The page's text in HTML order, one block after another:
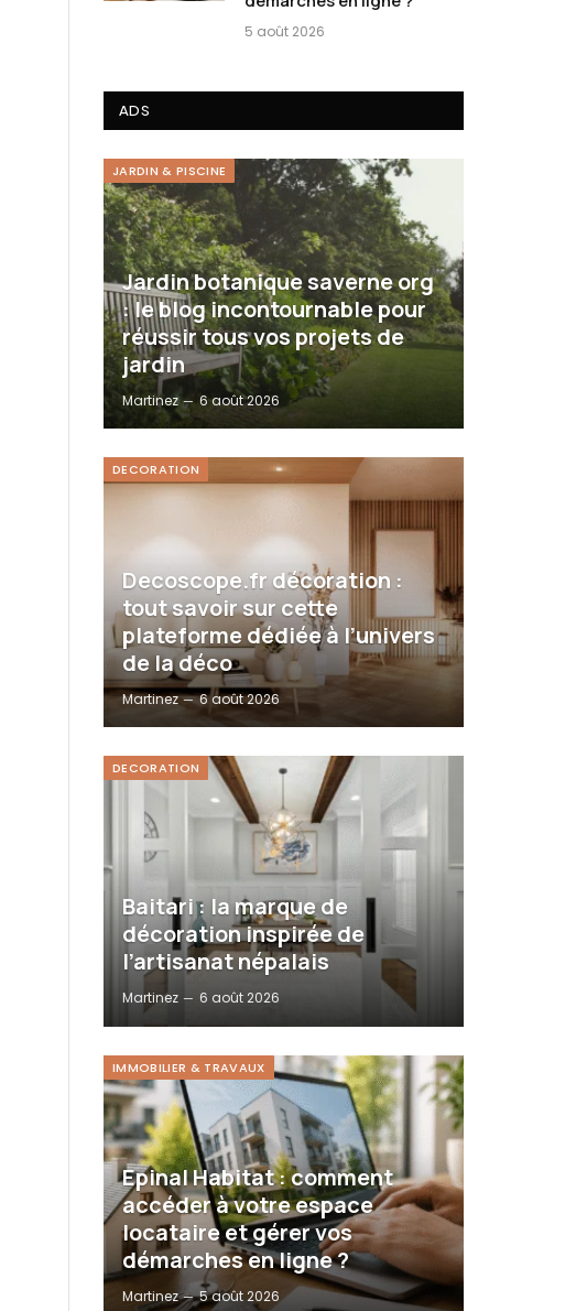
5 août 2026
ADS
JARDIN & PISCINE
Jardin botanique saverne org
: le blog incontournable pour
réussir tous vos projets de
jardin
Martinez 6 août 2026
DECORATION
Decoscope.fr décoration :
tout savoir sur cette
plateforme dédiée à l’univers
de la déco
Martinez 6 août 2026
DECORATION
Baitari : la marque de
décoration inspirée de
l’artisanat népalais
Martinez 6 août 2026
IMMOBILIER & TRAVAUX
Epinal Habitat : comment
accéder à votre espace
locataire et gérer vos
démarches en ligne ?
Martinez 5 août 2026